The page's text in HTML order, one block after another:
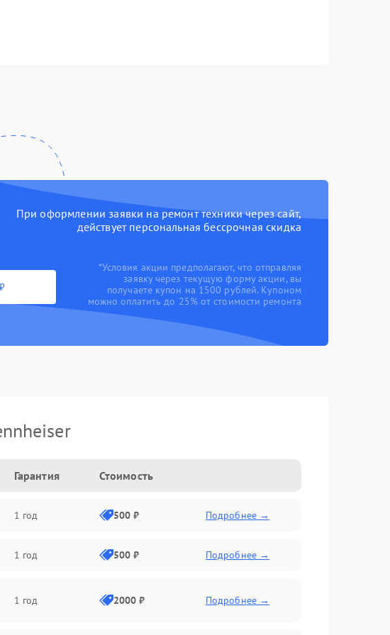
При оформлении заявки на ремонт техники через сайт,
действует персональная бессрочная скидка
*Условия акции предполагают, что отправляя
заявку через текущую форму акции, вы
получаете купон на 1500 рублей. Купоном
можно оплатить до 25% от стоимости ремонта
Гарантия Стоимость
1 год 500 ₽ Подробнее →
1 год 500 ₽ Подробнее →
1 год 2000 ₽ Подробнее →